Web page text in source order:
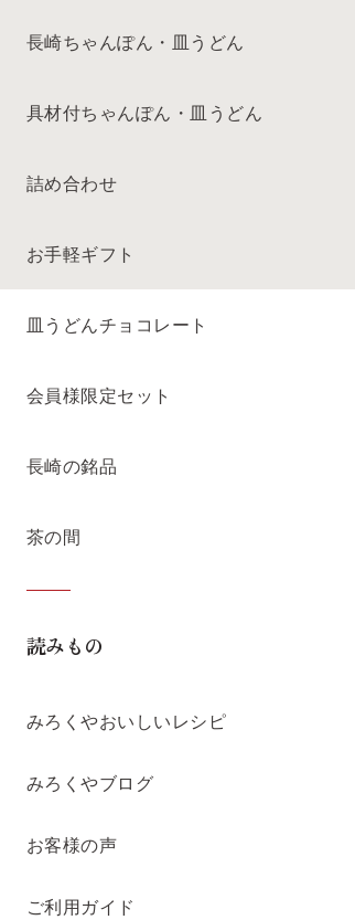
長崎ちゃんぽん・皿うどん
具材付ちゃんぽん・皿うどん
詰め合わせ
お手軽ギフト
皿うどんチョコレート
会員様限定セット
長崎の銘品
茶の間
読みもの
みろくやおいしいレシピ
みろくやブログ
お客様の声
ご利用ガイド